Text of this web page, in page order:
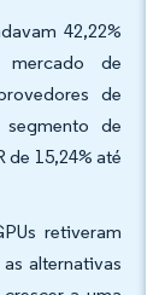
42,22%
de
de
de
15,24% até
retiveram
alternativas